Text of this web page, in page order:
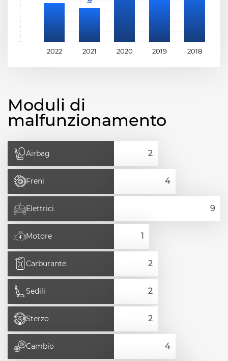
2022 2021 2020 2019 2018
Moduli di
malfunzionamento
Airbag
Freni
Elettrici
Motore
Carburante
Sedili
Sterzo
Cambio